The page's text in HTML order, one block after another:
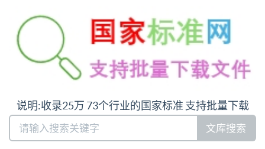
说明:收录25万 73个行业的国家标准 支持批量下载
文库搜索